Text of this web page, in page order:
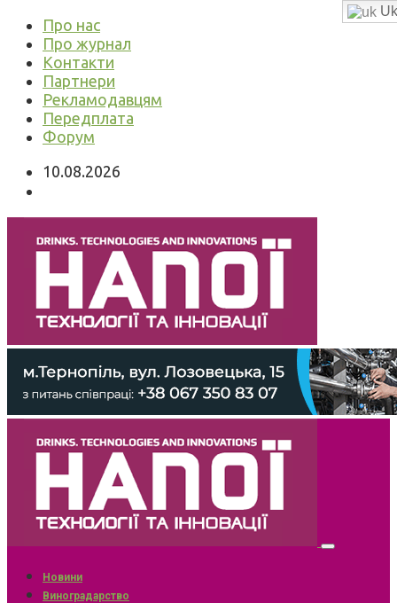
Про нас
Про журнал
Контакти
Партнери
Рекламодавцям
Передплата
Форум
10.08.2026
Новини
Виноградарство